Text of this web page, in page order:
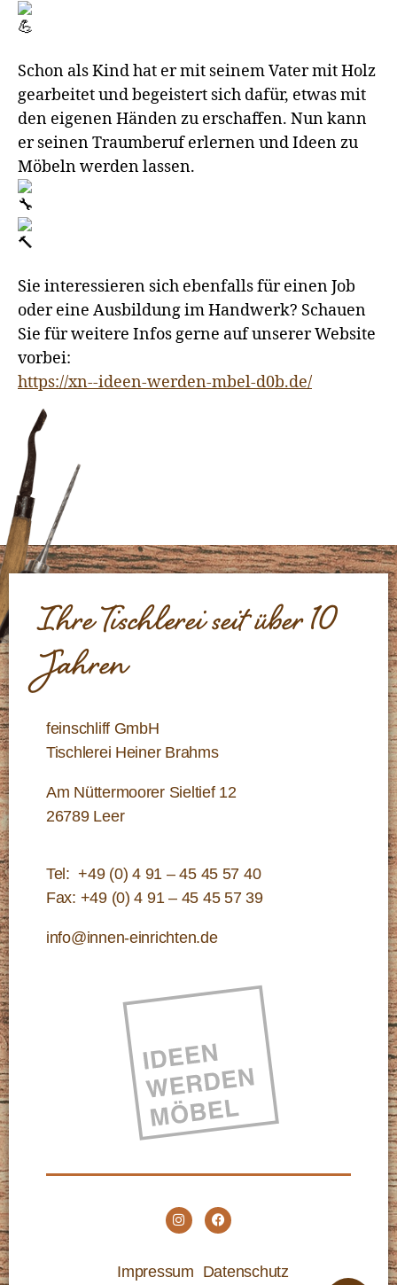
Schon als Kind hat er mit seinem Vater mit Holz
gearbeitet und begeistert sich dafür, etwas mit
den eigenen Händen zu erschaffen. Nun kann
er seinen Traumberuf erlernen und Ideen zu
Möbeln werden lassen.
Sie interessieren sich ebenfalls für einen Job
oder eine Ausbildung im Handwerk? Schauen
Sie für weitere Infos gerne auf unserer Website
vorbei:
https://xn--ideen-werden-mbel-d0b.de/
Ihre Tischlerei seit über 10
Jahren
feinschliff GmbH
Tischlerei Heiner Brahms
Am Nüttermoorer Sieltief 12
26789 Leer
Tel:+49 (0) 4 91 – 45 45 57 40
Fax: +49 (0) 4 91 – 45 45 57 39
info@innen-einrichten.de
Impressum Datenschutz